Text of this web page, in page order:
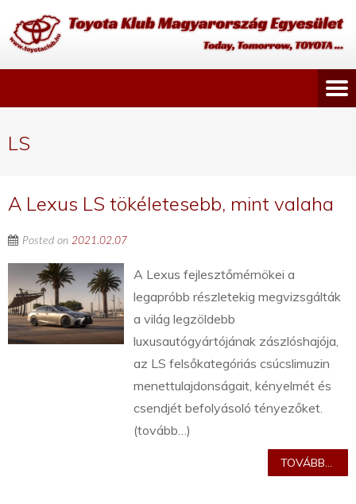
LS
A Lexus LS tökéletesebb, mint valaha
Posted on 2021.02.07
A Lexus fejlesztőmérnökei a
legapróbb részletekig megvizsgálták
a világ legzöldebb
luxusautógyártójának zászlóshajója,
az LS felsőkategóriás csúcslimuzin
menettulajdonságait, kényelmét és
csendjét befolyásoló tényezőket.
(tovább…)
TOVÁBB...